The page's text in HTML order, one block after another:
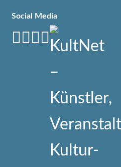
Social Media